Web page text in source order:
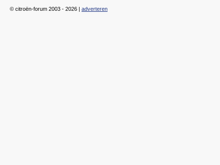
© citroën-forum 2003 - 2026 | adverteren